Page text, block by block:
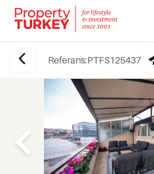
Referans:PTFS125437